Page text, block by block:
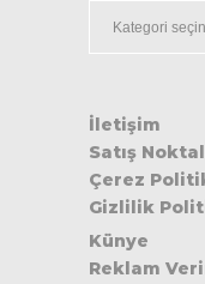
İletişim
Satış
Çerez
Gizlilik
Künye
Reklam